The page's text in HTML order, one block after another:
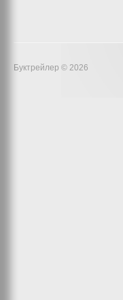
Буктрейлер © 2026